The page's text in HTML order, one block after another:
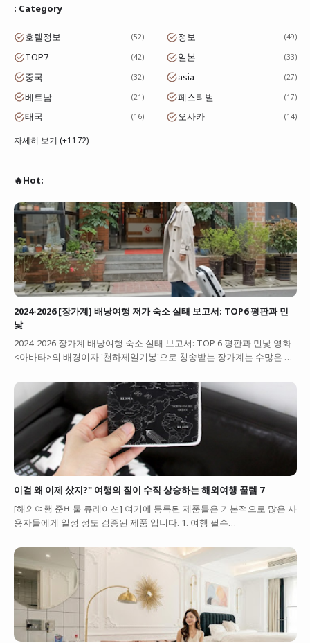
: Category
호텔정보 52 정보 49
TOP7 42 일본 33
중국 32 asia 27
베트남 21 페스티벌 17
태국 16 오사카 14
자세히 보기 (+1172)
🔥Hot:
2024-2026 [장가계] 배낭여행 저가 숙소 실태 보고서: TOP6 평판과 민
낯
2024-2026 장가계 배낭여행 숙소 실태 보고서: TOP 6 평판과 민낯 영화
<아바타>의 배경이자 '천하제일기봉'으로 칭송받는 장가계는 수많은 …
이걸 왜 이제 샀지?" 여행의 질이 수직 상승하는 해외여행 꿀템 7
[해외여행 준비물 큐레이션] 여기에 등록된 제품들은 기본적으로 많은 사
용자들에게 일정 정도 검증된 제품 입니다. 1. 여행 필수…